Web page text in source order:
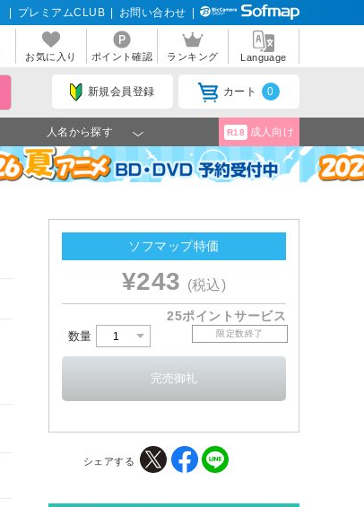
プレミアムCLUB お問い合わせ
お気に入り ポイント確認 ランキング Language
新規会員登録 カート 0
人名から探す R18 成人向け
ソフマップ特価
¥243 (税込)
25ポイントサービス
数量 限定数終了
シェアする